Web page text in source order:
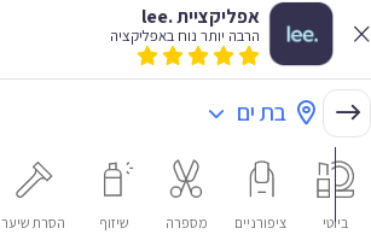
אפליקציית .lee
הרבה יותר נוח באפליקציה
בת ים
ביוטי ציפורניים מספרה שיזוף הסרת שיער